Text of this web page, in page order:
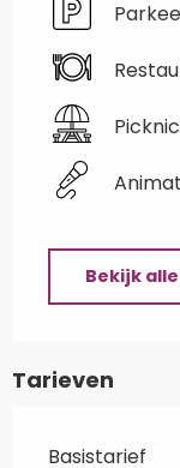
Bekijk
Tarieven
Basistarief